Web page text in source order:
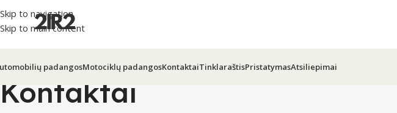
Skip to navigation
Skip to main content
padangosMotociklų padangosKontaktaiTinklaraštisPristatymasAtsiliepimai
Kontaktai